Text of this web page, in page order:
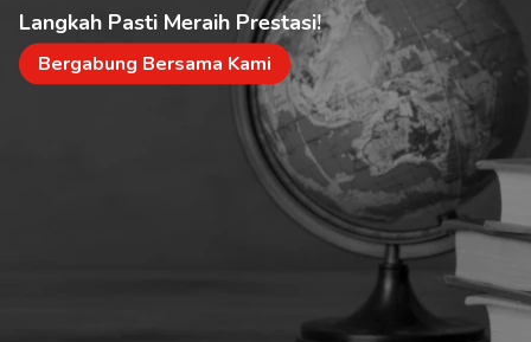
Langkah Pasti Meraih Prestasi!
Bergabung Bersama Kami